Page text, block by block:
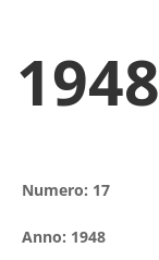
Numero: 17
Anno: 1948